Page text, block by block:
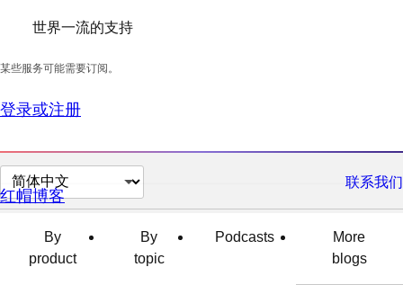
世界一流的支持
某些服务可能需要订阅。
登录或注册
切
换
联系我们
红帽博客
By
product
By
topic
Podcasts
More
blogs